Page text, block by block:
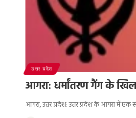
उत्तर प्रदेश
आगरा: धर्मांतरण गैंग के
आगरा, उत्तर प्रदेश: उत्तर प्रदेश के आगरा में